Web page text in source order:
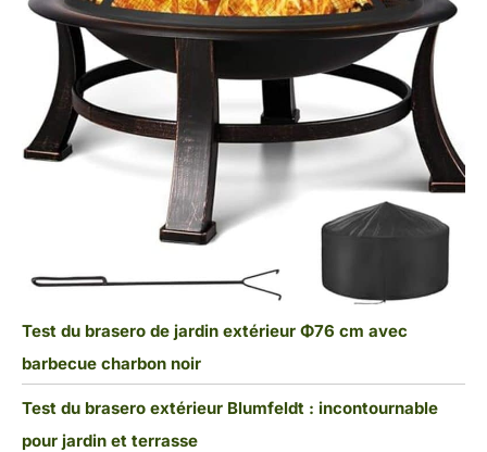
Test du brasero de jardin extérieur Φ76 cm avec
barbecue charbon noir
Test du brasero extérieur Blumfeldt : incontournable
pour jardin et terrasse